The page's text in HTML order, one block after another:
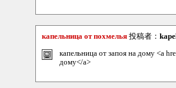
капельница от похмелья 投稿者：
капельница от запоя на дому <a
дому</a>